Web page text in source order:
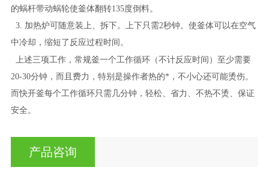
的蜗杆带动蜗轮使釜体翻转135度倒料。
3. 加热炉可随意装上、拆下。上下只需2秒钟。使釜体可以在空气
中冷却，缩短了反应过程时间。
上述三项工作，常规釜一个工作循环（不计反应时间）至少需要
20-30分钟，而且费力，特别是操作者热的*，不小心还可能烫伤。
而快开釜每个工作循环只需几分钟，轻松、省力、不热不烫、保证
安全。
产品咨询